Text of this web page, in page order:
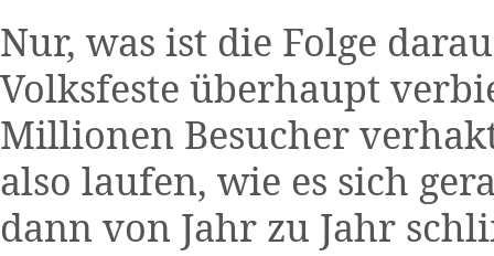
Nur, was ist die Folge
Volksfeste überhaupt
Millionen Besucher
also laufen, wie es sich
dann von Jahr zu Jahr